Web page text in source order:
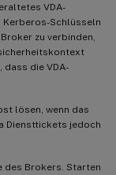
VDA-
Kerberos-Schlüsseln
zu verbinden,
dass die VDA-
lösen, wenn das
Diensttickets jedoch
des Brokers. Starten